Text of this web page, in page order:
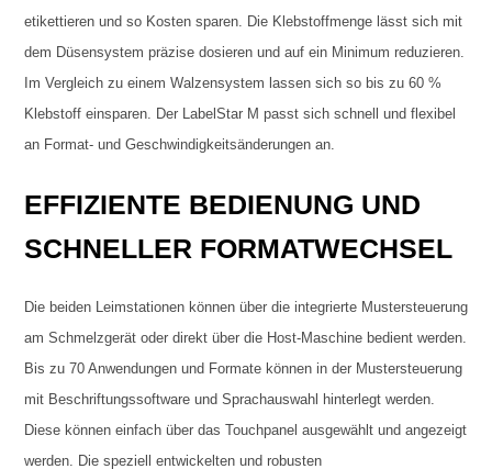
etikettieren und so Kosten sparen. Die Klebstoffmenge lässt sich mit
dem Düsensystem präzise dosieren und auf ein Minimum reduzieren.
Im Vergleich zu einem Walzensystem lassen sich so bis zu 60 %
Klebstoff einsparen. Der LabelStar M passt sich schnell und flexibel
an Format- und Geschwindigkeitsänderungen an.
EFFIZIENTE BEDIENUNG UND
SCHNELLER FORMATWECHSEL
Die beiden Leimstationen können über die integrierte Mustersteuerung
am Schmelzgerät oder direkt über die Host-Maschine bedient werden.
Bis zu 70 Anwendungen und Formate können in der Mustersteuerung
mit Beschriftungssoftware und Sprachauswahl hinterlegt werden.
Diese können einfach über das Touchpanel ausgewählt und angezeigt
werden. Die speziell entwickelten und robusten